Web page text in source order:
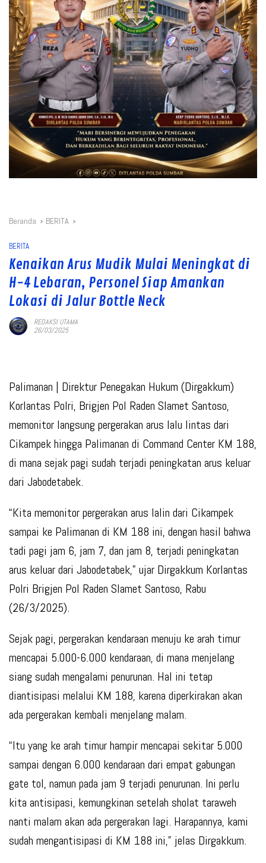
Beranda BERITA
BERITA
Kenaikan Arus Mudik Mulai Meningkat di
H-4 Lebaran, Personel Siap Amankan
Lokasi di Jalur Bottle Neck
REDAKSI UTAMA
26/03/2025
Palimanan | Direktur Penegakan Hukum (Dirgakkum)
Korlantas Polri, Brigjen Pol Raden Slamet Santoso,
memonitor langsung pergerakan arus lalu lintas dari
Cikampek hingga Palimanan di Command Center KM 188,
di mana sejak pagi sudah terjadi peningkatan arus keluar
dari Jabodetabek.
“Kita memonitor pergerakan arus lalin dari Cikampek
sampai ke Palimanan di KM 188 ini, dengan hasil bahwa
tadi pagi jam 6, jam 7, dan jam 8, terjadi peningkatan
arus keluar dari Jabodetabek,” ujar Dirgakkum Korlantas
Polri Brigjen Pol Raden Slamet Santoso, Rabu
(26/3/2025).
Sejak pagi, pergerakan kendaraan menuju ke arah timur
mencapai 5.000-6.000 kendaraan, di mana menjelang
siang sudah mengalami penurunan. Hal ini tetap
diantisipasi melalui KM 188, karena diperkirakan akan
ada pergerakan kembali menjelang malam.
“Itu yang ke arah timur hampir mencapai sekitar 5.000
sampai dengan 6.000 kendaraan dari empat gabungan
gate tol, namun pada jam 9 terjadi penurunan. Ini perlu
kita antisipasi, kemungkinan setelah sholat taraweh
nanti malam akan ada pergerakan lagi. Harapannya, kami
sudah mengantisipasi di KM 188 ini,” jelas Dirgakkum.